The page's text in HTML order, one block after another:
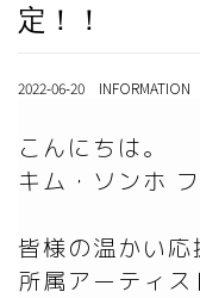
定！！
2022-06-20 INFORMATION
こんにちは。
キム・ソンホ
皆様の温かい
所属アーティス